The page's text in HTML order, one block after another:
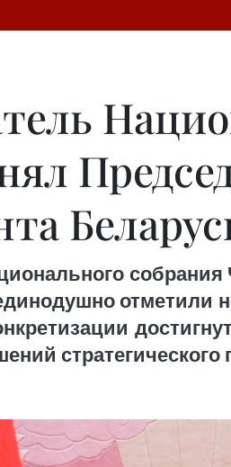
отметили
стратегического